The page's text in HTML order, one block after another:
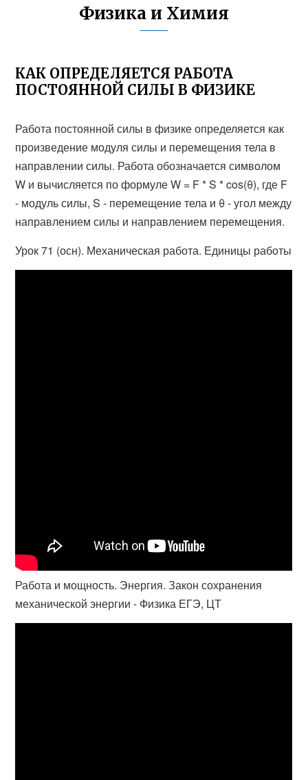
Физика и Химия
КАК ОПРЕДЕЛЯЕТСЯ РАБОТА
ПОСТОЯННОЙ СИЛЫ В ФИЗИКЕ
Работа постоянной силы в физике определяется как
произведение модуля силы и перемещения тела в
направлении силы. Работа обозначается символом
W и вычисляется по формуле W = F * S * cos(θ), где F
- модуль силы, S - перемещение тела и θ - угол между
направлением силы и направлением перемещения.
Урок 71 (осн). Механическая работа. Единицы работы
Работа и мощность. Энергия. Закон сохранения
механической энергии - Физика ЕГЭ, ЦТ